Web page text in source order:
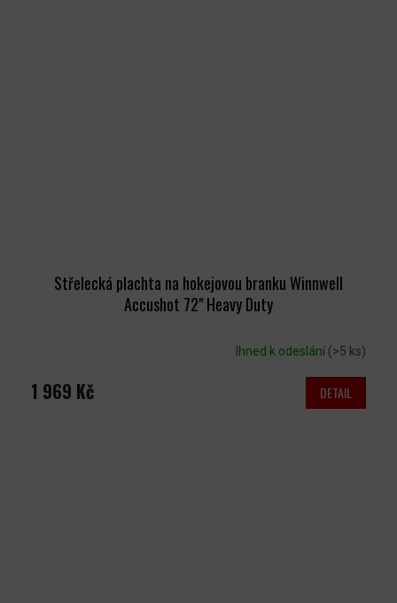
Střelecká plachta na hokejovou branku Winnwell
Accushot 72" Heavy Duty
Ihned k odeslání (>5 ks)
1 969 Kč DETAIL